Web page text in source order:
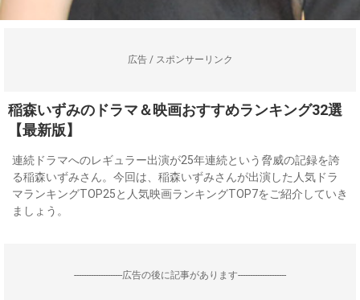
広告 / スポンサーリンク
稲森いずみのドラマ＆映画おすすめランキング32選
【最新版】
連続ドラマへのレギュラー出演が25年連続という脅威の記録を誇
る稲森いずみさん。今回は、稲森いずみさんが出演した人気ドラ
マランキングTOP25と人気映画ランキングTOP7をご紹介していき
ましょう。
--------------------広告の後に記事があります--------------------